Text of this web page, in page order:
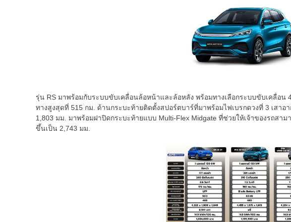
รุ่น RS มาพร้อมกับระบบขับเคลื่อนล้อหน้าและล้อหลัง พร้อมทางเลือกระบบขับเคลื่อน
ทางสูงสุดที่ 515 กม. ด้านกระบะท้ายติดตั้งสปอร์ตบาร์ที่มาพร้อมไฟเบรกดวงที่ 3 เสา
1,803 มม. มาพร้อมฝาปิดกระบะท้ายแบบ Multi-Flex Midgate ที่ช่วยให้เจ้าของรถสา
ขึ้นเป็น 2,743 มม.